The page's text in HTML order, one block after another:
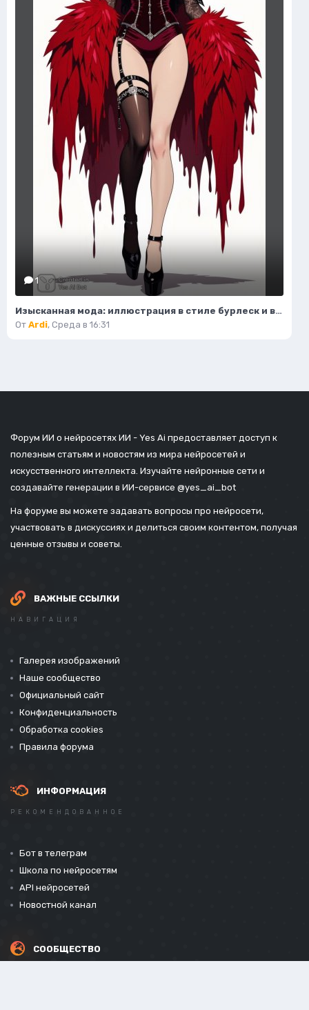
1
Изысканная мода: иллюстрация в стиле бурлеск и высокой моды. Картинка из нейронной сети Flux.1
От Ardi, Среда в 16:31
Форум ИИ о нейросетях ИИ - Yes Ai предоставляет доступ к
полезным статьям и новостям из мира нейросетей и
искусственного интеллекта. Изучайте нейронные сети и
создавайте генерации в ИИ-сервисе @yes_ai_bot
На форуме вы можете задавать вопросы про нейросети,
участвовать в дискуссиях и делиться своим контентом, получая
ценные отзывы и советы.
ВАЖНЫЕ ССЫЛКИ
НАВИГАЦИЯ
Галерея изображений
Наше сообщество
Официальный сайт
Конфиденциальность
Обработка cookies
Правила форума
ИНФОРМАЦИЯ
РЕКОМЕНДОВАННОЕ
Бот в телеграм
Школа по нейросетям
API нейросетей
Новостной канал
СООБЩЕСТВО